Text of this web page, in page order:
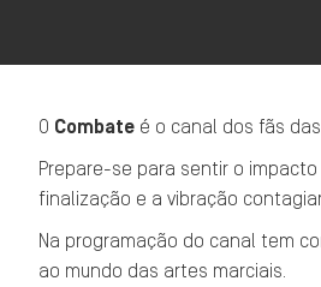
O Combate é o canal dos fãs
Prepare-se para sentir o impacto
finalização e a vibração
Na programação do canal tem
ao mundo das artes marciais.